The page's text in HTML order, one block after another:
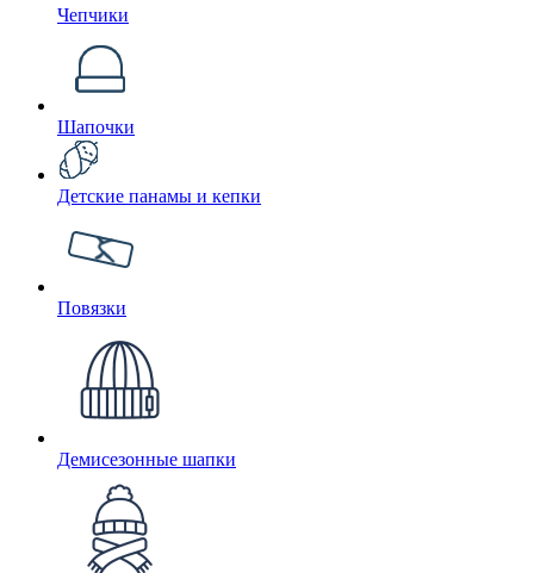
Чепчики
Шапочки
Детские панамы и кепки
Повязки
Демисезонные шапки